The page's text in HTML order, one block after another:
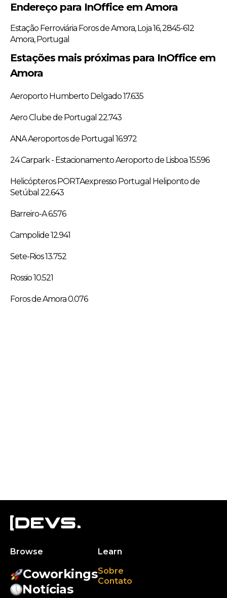
Endereço para InOffice em Amora
Estação Ferroviária Foros de Amora, Loja 16, 2845-612
Amora, Portugal
Estações mais próximas para InOffice em
Amora
Aeroporto Humberto Delgado 17.635
Aero Clube de Portugal 22.743
ANA Aeroportos de Portugal 16.972
24 Carpark - Estacionamento Aeroporto de Lisboa 15.596
Helicópteros PORTAexpresso Portugal Heliponto de
Setúbal 22.643
Barreiro-A 6.576
Campolide 12.941
Sete-Rios 13.752
Rossio 10.521
Foros de Amora 0.076
Browse
Coworkings
Notícias
Learn
Sobre
Contato